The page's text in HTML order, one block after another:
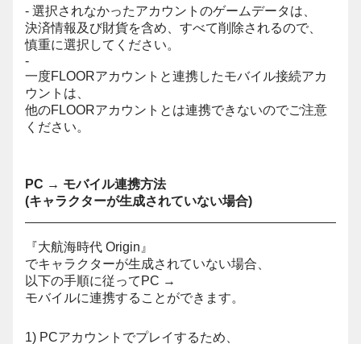
- 選択されなかったアカウントのゲームデータは、
決済情報及び財貨を含め、すべて削除されるので、
慎重に選択してください。
-
一度FLOORアカウントと連携したモバイル接続アカ
ウントは、
他のFLOORアカウントとは連携できないのでご注意
ください。
PC → モバイル連携方法
(キャラクターが生成されていない場合)
『大航海時代 Origin』
でキャラクターが生成されていない場合、
以下の手順に従ってPC →
モバイルに連携することができます。
1) PCアカウントでプレイするため、